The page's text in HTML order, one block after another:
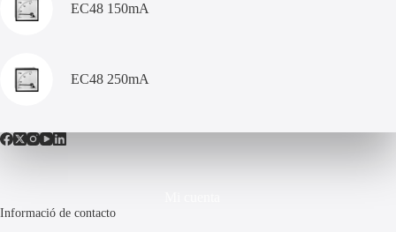
EC48 150mA
EC48 250mA
Informació de contacto